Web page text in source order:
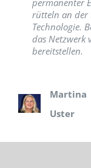
permanenter
rütteln an der
Technologie.
das Netzwerk
bereitstellen.
Martina
Uster